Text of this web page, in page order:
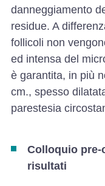
danneggiamento
residue. A
follicoli non
ed intensa del
è garantita, in più
cm., spesso
parestesia
Colloquio pre-
risultati